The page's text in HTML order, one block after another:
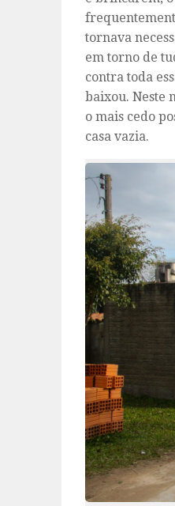
tornava
em torno de
contra toda
baixou. Neste
o mais cedo
casa vazia.